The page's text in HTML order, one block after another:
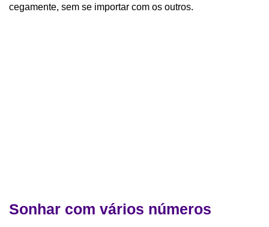
cegamente, sem se importar com os outros.
Sonhar com vários números